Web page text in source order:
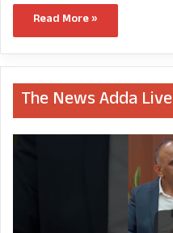
Read More »
The News Adda Live